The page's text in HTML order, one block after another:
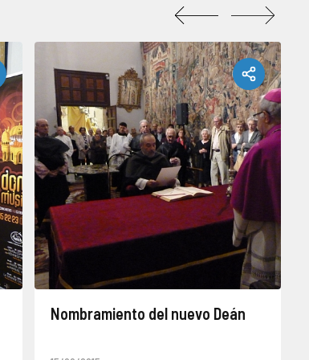
Nombramiento del nuevo Deán